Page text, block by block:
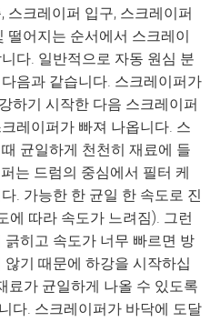
스크레이퍼 입구, 스크레이퍼
떨어지는 순서에서 스크레이
다. 일반적으로 자동 원심 분
음과 같습니다. 스크레이퍼가
하기 시작한 다음 스크레이퍼
레이퍼가 빠져 나옵니다. 스
균일하게 천천히 재료에 들
는 드럼의 중심에서 필터 케
. 가능한 한 균일 한 속도로 진
에 따라 속도가 느려짐). 그런
히고 속도가 너무 빠르면 방
기 때문에 하강을 시작하십
료가 균일하게 나올 수 있도록
다. 스크레이퍼가 바닥에 도달